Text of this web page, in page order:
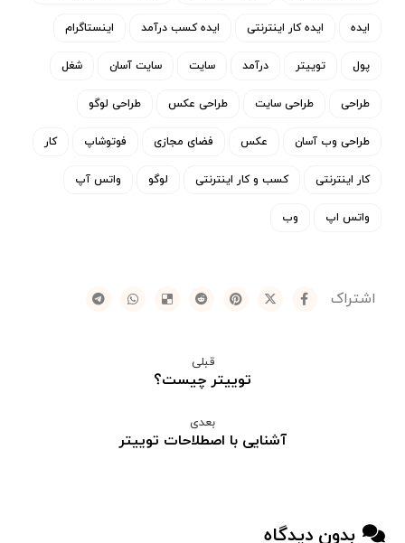
ایده ایده کار اینترنتی ایده کسب درآمد اینستاگرام
پول توییتر درآمد سایت سایت آسان شغل
طراحی طراحی سایت طراحی عکس طراحی لوگو
طراحی وب آسان عکس فضای مجازی فوتوشاپ کار
کار اینترنتی کسب و کار اینترنتی لوگو واتس آپ
واتس اپ وب
قبلی
توییتر چیست؟
بعدی
آشنایی با اصطلاحات توییتر
بدون دیدگاه